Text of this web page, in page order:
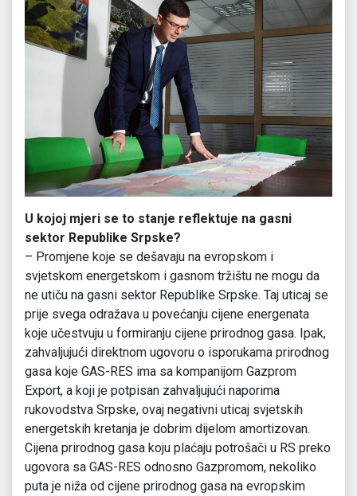
U kojoj mjeri se to stanje reflektuje na gasni
sektor Republike Srpske?
– Promjene koje se dešavaju na evropskom i
svjetskom energetskom i gasnom tržištu ne mogu da
ne utiču na gasni sektor Republike Srpske. Taj uticaj se
prije svega odražava u povećanju cijene energenata
koje učestvuju u formiranju cijene prirodnog gasa. Ipak,
zahvaljujući direktnom ugovoru o isporukama prirodnog
gasa koje GAS-RES ima sa kompanijom Gazprom
Export, a koji je potpisan zahvaljujući naporima
rukovodstva Srpske, ovaj negativni uticaj svjetskih
energetskih kretanja je dobrim dijelom amortizovan.
Cijena prirodnog gasa koju plaćaju potrošači u RS preko
ugovora sa GAS-RES odnosno Gazpromom, nekoliko
puta je niža od cijene prirodnog gasa na evropskim